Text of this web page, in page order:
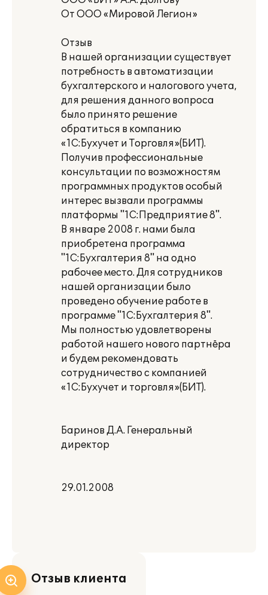
От ООО «Мировой Легион»
Отзыв
В нашей организации существует
потребность в автоматизации
бухгалтерского и налогового учета,
для решения данного вопроса
было принято решение
обратиться в компанию
«1С:Бухучет и Торговля»(БИТ).
Получив профессиональные
консультации по возможностям
программных продуктов особый
интерес вызвали программы
платформы "1С:Предприятие 8".
В январе 2008 г. нами была
приобретена программа
"1С:Бухгалтерия 8" на одно
рабочее место. Для сотрудников
нашей организации было
проведено обучение работе в
программе "1С:Бухгалтерия 8".
Мы полностью удовлетворены
работой нашего нового партнёра
и будем рекомендовать
сотрудничество с компанией
«1С:Бухучет и торговля»(БИТ).
Баринов Д.А. Генеральный
директор
29.01.2008
Отзыв клиента